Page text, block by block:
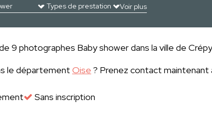
Voir plus
9 photographes Baby shower dans la ville de
le département Oise ? Prenez contact
Sans inscription